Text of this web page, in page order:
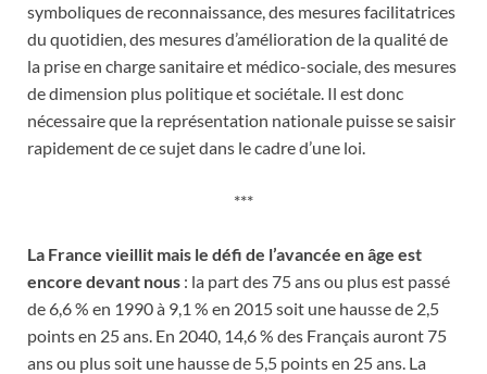
symboliques de reconnaissance, des mesures facilitatrices
du quotidien, des mesures d’amélioration de la qualité de
la prise en charge sanitaire et médico-sociale, des mesures
de dimension plus politique et sociétale. Il est donc
nécessaire que la représentation nationale puisse se saisir
rapidement de ce sujet dans le cadre d’une loi.
***
La France vieillit mais le défi de l’avancée en âge est
encore devant nous : la part des 75 ans ou plus est passé
de 6,6 % en 1990 à 9,1 % en 2015 soit une hausse de 2,5
points en 25 ans. En 2040, 14,6 % des Français auront 75
ans ou plus soit une hausse de 5,5 points en 25 ans. La